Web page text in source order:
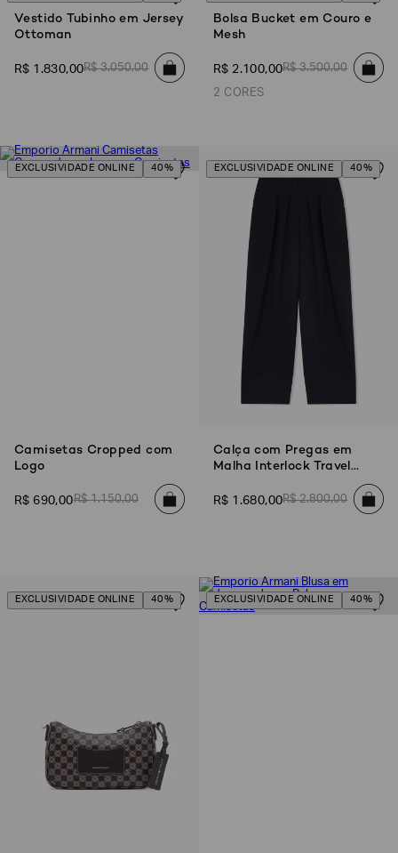
Vestido Tubinho em Jersey
Ottoman
R$ 1 .830,00R$ 3.050,00
Bolsa Bucket em Couro e
Mesh
R$ 2.100,00R$ 3.500,00
2 CORES
EXCLUSIVIDADE ONLINE 40%
Camisetas Cropped com
Logo
R$ 690,00R$ 1.150,00
EXCLUSIVIDADE ONLINE 40%
Calça com Pregas em
Malha Interlock Travel
R$ 1 .680,00R$ 2.800,00
EXCLUSIVIDADE ONLINE 40% EXCLUSIVIDADE ONLINE 40%
DATA
NASCIMENTO*
Estou
interessado
nas
Produtos
Produtos
Masculinos